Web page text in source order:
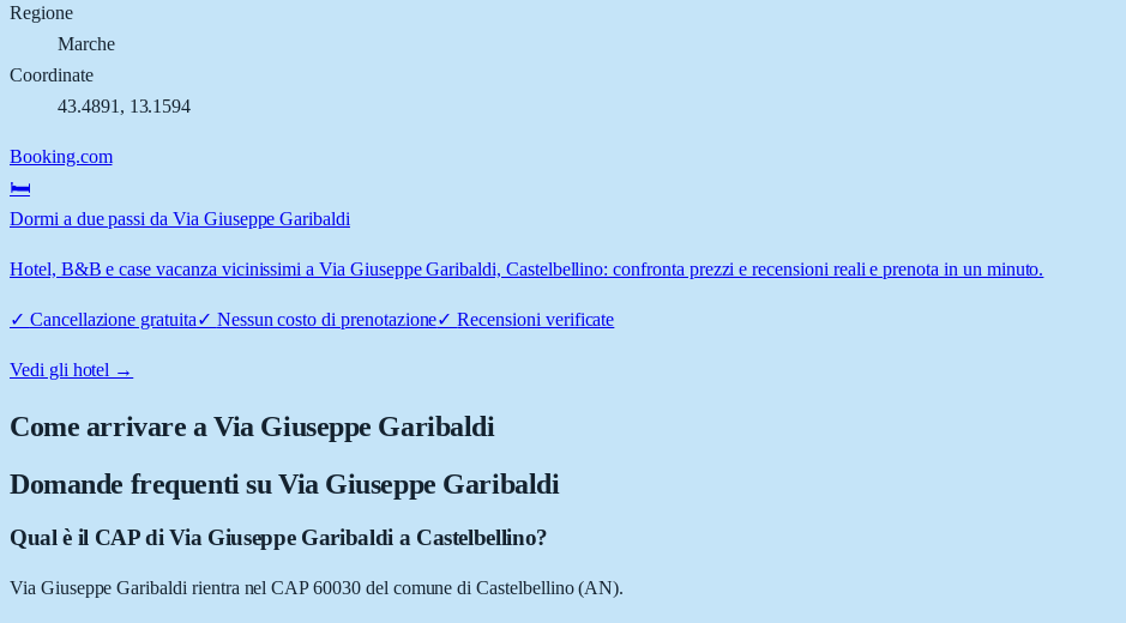
Regione
Marche
Coordinate
43.4891 , 13.1594
Booking.com
🛏️
Dormi a due passi da Via Giuseppe Garibaldi
Hotel, B&B e case vacanza vicinissimi a Via Giuseppe Garibaldi, Castelbellino: confronta prezzi e recensioni reali e prenota in un minuto.
✓ Cancellazione gratuita✓ Nessun costo di prenotazione✓Recensioni verificate
Vedi gli hotel →
Come arrivare aVia Giuseppe Garibaldi
Domande frequenti su Via Giuseppe Garibaldi
Qual è il CAP di Via Giuseppe Garibaldi a Castelbellino?
Via Giuseppe Garibaldi rientra nel CAP 60030 del comune di Castelbellino (AN).